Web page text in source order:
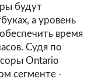
будут
а уровень
время
Судя по
Ontario
сегменте -